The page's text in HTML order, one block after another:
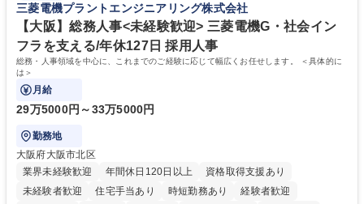
ほぼなし/年休123日
テップアップできます。また、残業は通常月ほぼなく、決算月でも10時間
未満のため、無理なく経理として専門性を身につけられる環境です。 学
歴・資格 学歴：大学院 大学 高専 短大 専修学校 高校 語学力： 資格：日商
簿記検定1級 日商簿記検定2級
三菱電機プラントエンジニアリング株式会社
【大阪】総務人事<未経験歓迎> 三菱電機G・社会イン
フラを支える/年休127日 採用人事
総務・人事領域を中心に、これまでのご経験に応じて幅広くお任せします。 ＜具体的に
は＞
月給
29万5000円～33万5000円
勤務地
大阪府大阪市北区
業界未経験歓迎
年間休日120日以上
資格取得支援あり
未経験者歓迎
住宅手当あり 時短勤務あり
経験者歓迎